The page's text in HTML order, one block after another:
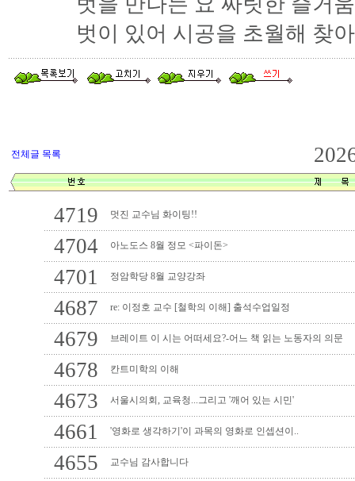
벗이 있어 시공을 초월해 찾
전체글 목록
4719 멋진 교수님 화이팅!!
4704 아노도스 8월 정모 <파이돈>
4701 정암학당 8월 교양강좌
4687 re: 이정호 교수 [철학의 이해] 출석수업일정
4679 브레이트 이 시는 어떠세요?-어느 책 읽는 노동자의 의문
4678 칸트미학의 이해
4673 서울시의회, 교육청...그리고 '깨어 있는 시민'
4661 '영화로 생각하기'이 과목의 영화로 인셉션이..
4655 교수님 감사합니다